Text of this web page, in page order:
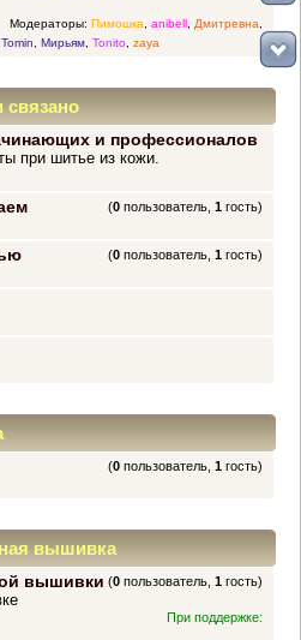
Модераторы: Пимошка anibell, Дмитревна
Tomin Мирьям, Tonito zaya
связано
и профессионалов
при шитье из кожи.
(0 пользователь,1 гость)
(0 пользователь,1 гость)
(0 пользователь,1 гость)
вышивка
вышивки (0 пользователь,1 гость)
При поддержке: